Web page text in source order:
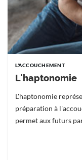
L'ACCOUCHEMENT
L'haptonomie
L'haptonomie
préparation à
permet aux futurs